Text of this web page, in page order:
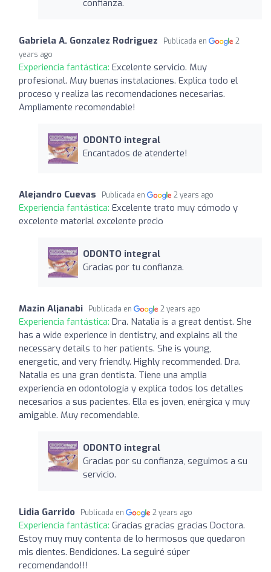
confianza.
Gabriela A. Gonzalez Rodriguez Publicada en
2
years ago
Experiencia fantástica: Excelente servicio. Muy
profesional. Muy buenas instalaciones. Explica todo el
proceso y realiza las recomendaciones necesarias.
Ampliamente recomendable!
ODONTO integral
Encantados de atenderte!
Alejandro Cuevas Publicada en 2 years ago
Experiencia fantástica: Excelente trato muy cómodo y
excelente material excelente precio
ODONTO integral
Gracias por tu confianza.
Mazin Aljanabi Publicada en 2 years ago
Experiencia fantástica: Dra. Natalia is a great dentist. She
has a wide experience in dentistry, and explains all the
necessary details to her patients. She is young,
energetic, and very friendly. Highly recommended. Dra.
Natalia es una gran dentista. Tiene una amplia
experiencia en odontología y explica todos los detalles
necesarios a sus pacientes. Ella es joven, enérgica y muy
amigable. Muy recomendable.
ODONTO integral
Gracias por su confianza, seguimos a su
servicio.
Lidia Garrido Publicada en 2 years ago
Experiencia fantástica: Gracias gracias gracias Doctora.
Estoy muy muy contenta de lo hermosos que quedaron
mis dientes. Bendiciones. La seguiré súper
recomendando!!!